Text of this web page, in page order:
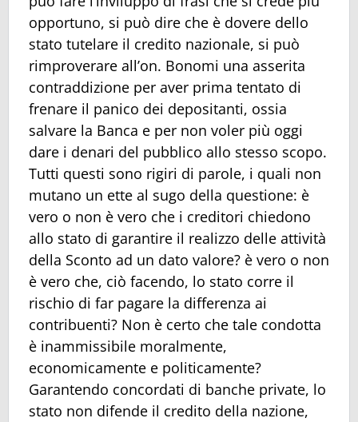
opportuno, si può dire che è dovere dello
stato tutelare il credito nazionale, si può
rimproverare all’on. Bonomi una asserita
contraddizione per aver prima tentato di
frenare il panico dei depositanti, ossia
salvare la Banca e per non voler più oggi
dare i denari del pubblico allo stesso scopo.
Tutti questi sono rigiri di parole, i quali non
mutano un ette al sugo della questione: è
vero o non è vero che i creditori chiedono
allo stato di garantire il realizzo delle attività
della Sconto ad un dato valore? è vero o non
è vero che, ciò facendo, lo stato corre il
rischio di far pagare la differenza ai
contribuenti? Non è certo che tale condotta
è inammissibile moralmente,
economicamente e politicamente?
Garantendo concordati di banche private, lo
stato non difende il credito della nazione,